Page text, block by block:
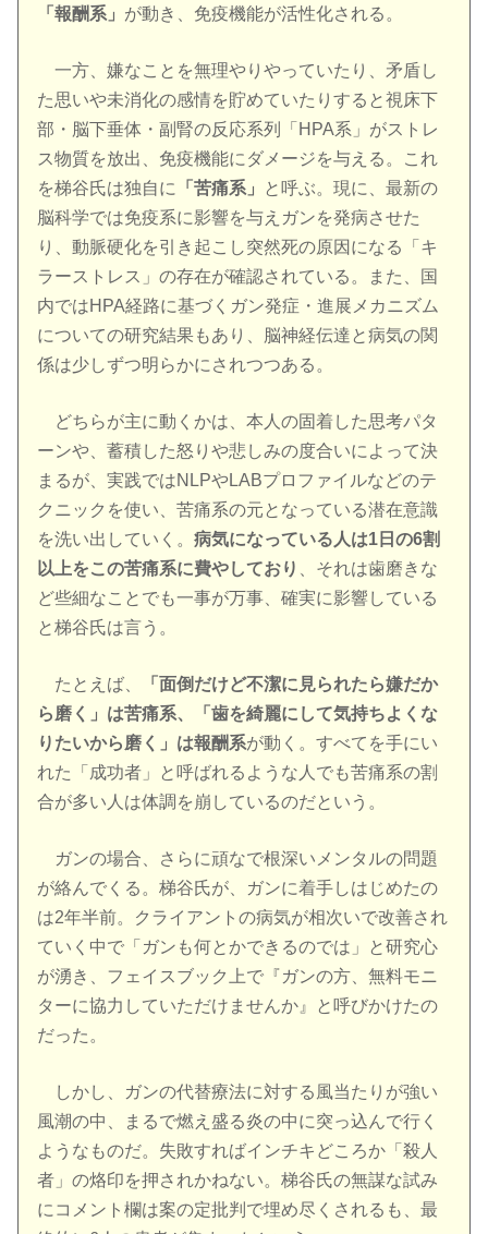
「報酬系」 が動き、免疫機能が活性化される。
一方、嫌なことを無理やりやっていたり、矛盾し
た思いや未消化の感情を貯めていたりすると視床下
部・脳下垂体・副腎の反応系列「HPA系」がストレ
ス物質を放出、免疫機能にダメージを与える。これ
を梯谷氏は独自に
「苦痛系」
と呼ぶ。現に、最新の
脳科学では免疫系に影響を与えガンを発病させた
り、動脈硬化を引き起こし突然死の原因になる「キ
ラーストレス」の存在が確認されている。また、国
内ではHPA経路に基づくガン発症・進展メカニズム
についての研究結果もあり、脳神経伝達と病気の関
係は少しずつ明らかにされつつある。
どちらが主に動くかは、本人の固着した思考パタ
ーンや、蓄積した怒りや悲しみの度合いによって決
まるが、実践ではNLPやLABプロファイルなどのテ
クニックを使い、苦痛系の元となっている潜在意識
を洗い出していく。病気になっている人は1日の6割
以上をこの苦痛系に費やしており
、それは歯磨きな
ど些細なことでも一事が万事、確実に影響している
と梯谷氏は言う。
たとえば、
「面倒だけど不潔に見られたら嫌だか
ら磨く」は苦痛系、「歯を綺麗にして気持ちよくな
りたいから磨く」は報酬系が動く。すべてを手にい
れた「成功者」と呼ばれるような人でも苦痛系の割
合が多い人は体調を崩しているのだという。
ガンの場合、さらに頑なで根深いメンタルの問題
が絡んでくる。梯谷氏が、ガンに着手しはじめたの
は2年半前。クライアントの病気が相次いで改善され
ていく中で「ガンも何とかできるのでは」と研究心
が湧き、フェイスブック上で『ガンの方、無料モニ
ターに協力していただけませんか』と呼びかけたの
だった。
しかし、ガンの代替療法に対する風当たりが強い
風潮の中、まるで燃え盛る炎の中に突っ込んで行く
ようなものだ。失敗すればインチキどころか「殺人
者」の烙印を押されかねない。梯谷氏の無謀な試み
にコメント欄は案の定批判で埋め尽くされるも、最